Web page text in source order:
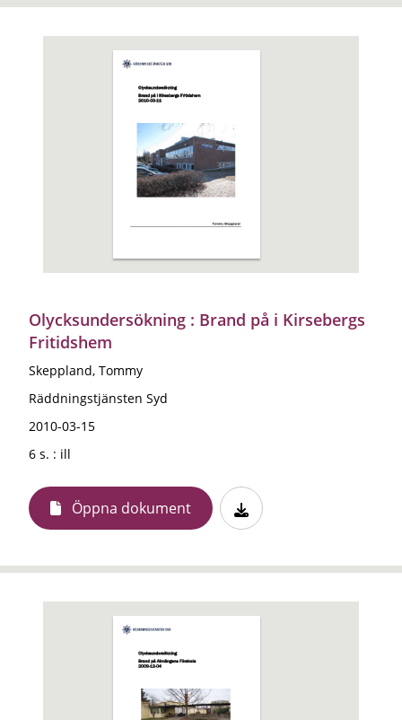
Olycksundersökning : Brand på i Kirsebergs
Fritidshem
Skeppland, Tommy
Räddningstjänsten Syd
2010-03-15
6 s. : ill
Öppna dokument